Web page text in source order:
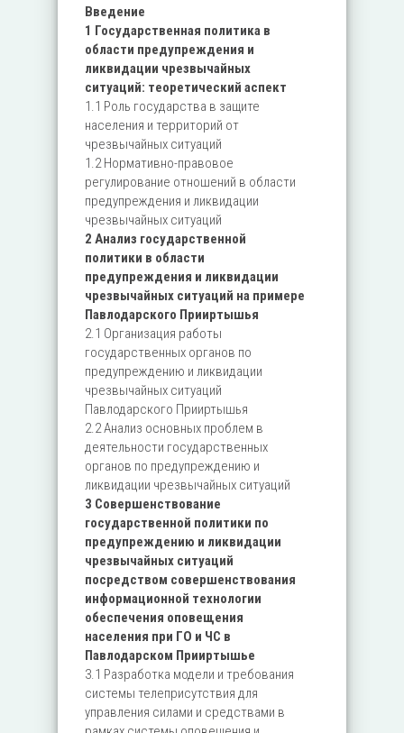
Введение
1 Государственная политика в
области предупреждения и
ликвидации чрезвычайных
ситуаций: теоретический аспект
1.1 Роль государства в защите
населения и территорий от
чрезвычайных ситуаций
1.2 Нормативно-правовое
регулирование отношений в области
предупреждения и ликвидации
чрезвычайных ситуаций
2 Анализ государственной
политики в области
предупреждения и ликвидации
чрезвычайных ситуаций на примере
Павлодарского Прииртышья
2.1 Организация работы
государственных органов по
предупреждению и ликвидации
чрезвычайных ситуаций
Павлодарского Прииртышья
2.2 Анализ основных проблем в
деятельности государственных
органов по предупреждению и
ликвидации чрезвычайных ситуаций
3 Совершенствование
государственной политики по
предупреждению и ликвидации
чрезвычайных ситуаций
посредством совершенствования
информационной технологии
обеспечения оповещения
населения при ГО и ЧС в
Павлодарском Прииртышье
3.1 Разработка модели и требования
системы телеприсутствия для
управления силами и средствами в